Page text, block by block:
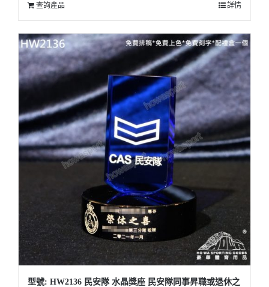
查詢產品 詳情
型號: HW2136 民安隊 水晶獎座 民安隊同事昇職或退休之